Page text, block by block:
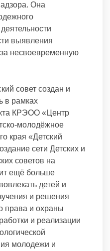
Она
выявления
несвоевременную
совет создан и
в рамках
КРЭОО «Центр
молодёжное
края «Детский
сети Детских и
советов на
ещё больше
детей и
и решения
права и охраны
и реализации
молодежи и